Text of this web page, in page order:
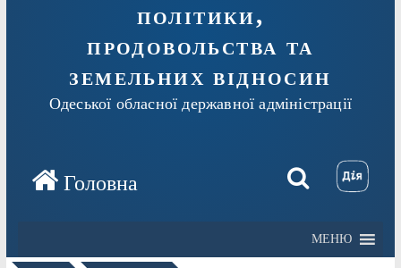
політики,
продовольства та
земельних відносин
Одеської обласної державної адміністрації
МЕНЮ